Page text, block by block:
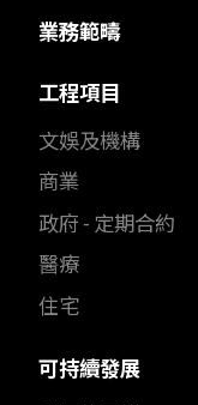
業務範疇
工程項目
文娛及機構
商業
政府 - 定期合約
醫療
住宅
可持續發展